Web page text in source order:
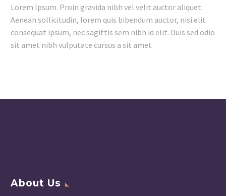
Lorem Ipsum. Proin gravida nibh vel velit auctor aliquet.
Aenean sollicitudin, lorem quis bibendum auctor, nisi elit
consequat ipsum, nec sagittis sem nibh id elit. Duis sed odio
sit amet nibh vulputate cursus a sit amet
About Us